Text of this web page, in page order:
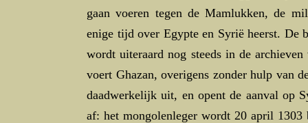
gaan voeren tegen de Mamlukken, de
enige tijd over Egypte en Syrië heerst.
wordt uiteraard nog steeds in de
voert Ghazan, overigens zonder hulp van
daadwerkelijk uit, en opent de aanval op
af: het mongolenleger wordt 20 april 1303